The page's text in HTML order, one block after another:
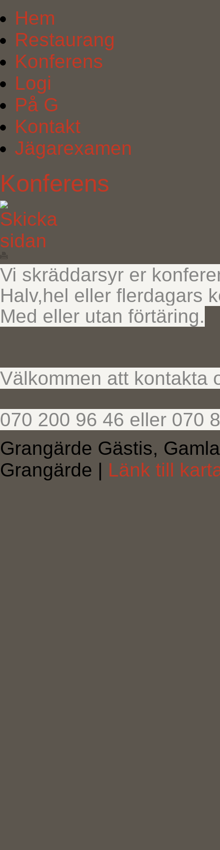
Hem
Restaurang
Konferens
Logi
På G
Kontakt
Jägarexamen
Konferens
Vi skräddarsyr er
Halv,hel eller flerdagars
Med eller utan förtäring.
Välkommen att kontakta
070 200 96 46 eller 070
Grangärde Gästis,
Grangärde | Länk till